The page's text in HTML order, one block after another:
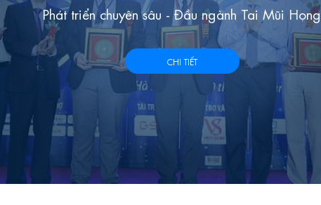
Phát triển chuyên sâu - Đầu ngành Tai Mũi Họng
CHI TIẾT